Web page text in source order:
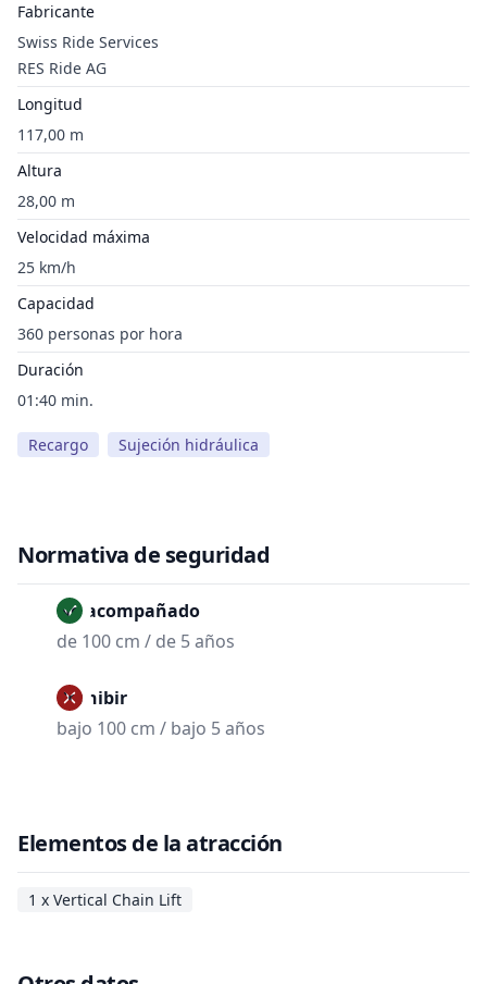
Fabricante
Swiss Ride Services
RES Ride AG
Longitud
117,00 m
Altura
28,00 m
Velocidad máxima
25 km/h
Capacidad
360 personas por hora
Duración
01:40 min.
Recargo Sujeción hidráulica
Normativa de seguridad
No acompañado
de 100 cm / de 5 años
Prohibir
bajo 100 cm / bajo 5 años
Elementos de la atracción
1 x Vertical Chain Lift